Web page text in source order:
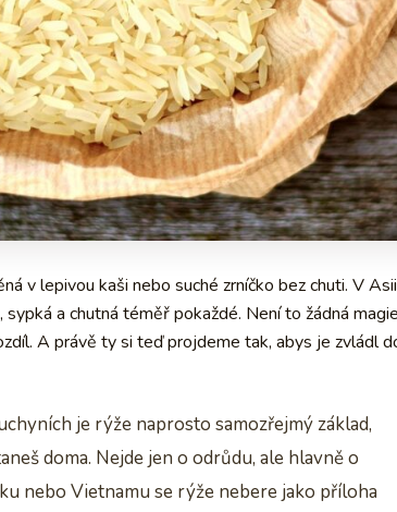
v lepivou kaši nebo suché zrníčko bez chuti. V
a chutná téměř pokaždé. Není to žádná
A právě ty si teď projdeme tak, abys je zvládl
je rýže naprosto samozřejmý základ,
doma. Nejde jen o odrůdu, ale hlavně o
nebo Vietnamu se rýže nebere jako příloha